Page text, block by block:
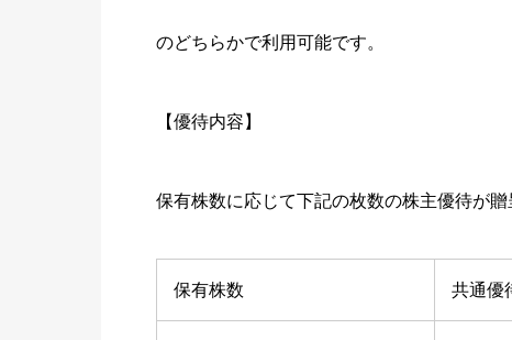
のどちらかで利用可能です。
【優待内容】
保有株数に応じて下記の枚数の株主優待が贈
保有株数 共通優